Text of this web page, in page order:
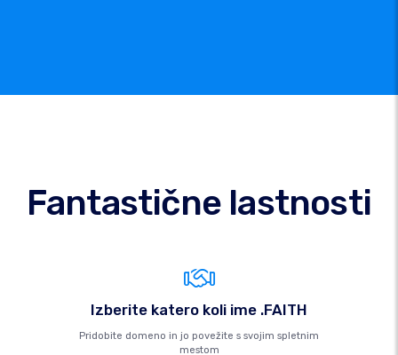
Fantastične lastnosti
Izberite katero koli ime .FAITH
Pridobite domeno in jo povežite s svojim spletnim
mestom